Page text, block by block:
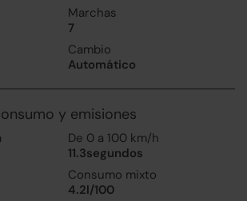
Marchas
7
Cambio
Automático
y emisiones
De 0 a 100 km/h
11.3segundos
Consumo mixto
4.2l/100